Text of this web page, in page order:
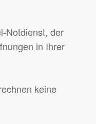
Notdienst, der
in Ihrer
keine